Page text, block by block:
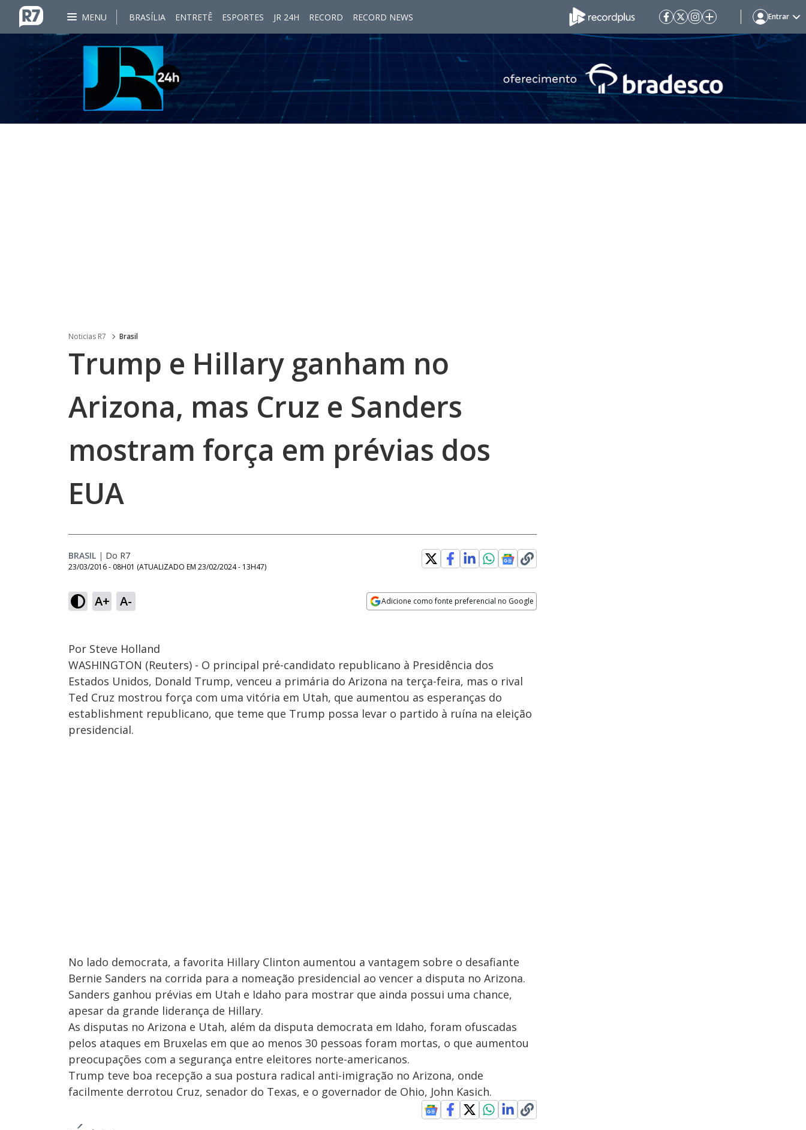
MENU BRASÍLIA ENTRETÊ ESPORTES JR 24H RECORD RECORD NEWS Entrar
Noticias R7 Brasil
Trump e Hillary ganham no
Arizona, mas Cruz e Sanders
mostram força em prévias dos
EUA
BRASIL | Do R7
23/03/2016 - 08H01 (ATUALIZADO EM 23/02/2024 - 13H47)
A+ A- Adicione como fonte preferencial no Google
Por Steve Holland
WASHINGTON (Reuters) - O principal pré-candidato republicano à Presidência dos
Estados Unidos, Donald Trump, venceu a primária do Arizona na terça-feira, mas o rival
Ted Cruz mostrou força com uma vitória em Utah, que aumentou as esperanças do
establishment republicano, que teme que Trump possa levar o partido à ruína na eleição
presidencial.
No lado democrata, a favorita Hillary Clinton aumentou a vantagem sobre o desafiante
Bernie Sanders na corrida para a nomeação presidencial ao vencer a disputa no Arizona.
Sanders ganhou prévias em Utah e Idaho para mostrar que ainda possui uma chance,
apesar da grande liderança de Hillary.
As disputas no Arizona e Utah, além da disputa democrata em Idaho, foram ofuscadas
pelos ataques em Bruxelas em que ao menos 30 pessoas foram mortas, o que aumentou
preocupações com a segurança entre eleitores norte-americanos.
Trump teve boa recepção a sua postura radical anti-imigração no Arizona, onde
facilmente derrotou Cruz, senador do Texas, e o governador de Ohio, John Kasich.